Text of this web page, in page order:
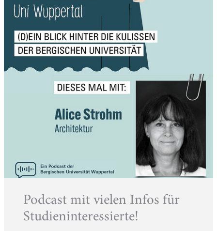
Podcast mit vielen Infos für
Studieninteressierte!